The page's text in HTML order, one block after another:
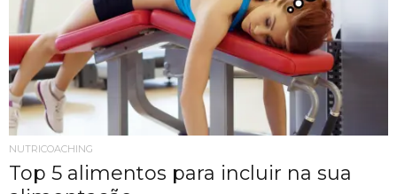
NUTRICOACHING
Top 5 alimentos para incluir na sua